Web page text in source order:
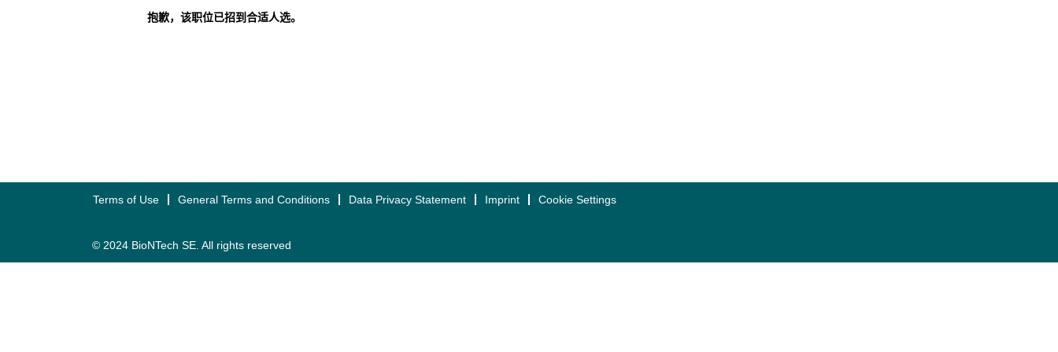
抱歉，该职位已招到合适人选。
Terms of Use General Terms and Conditions Data Privacy Statement Imprint Cookie Settings
© 2024 BioNTech SE. All rights reserved